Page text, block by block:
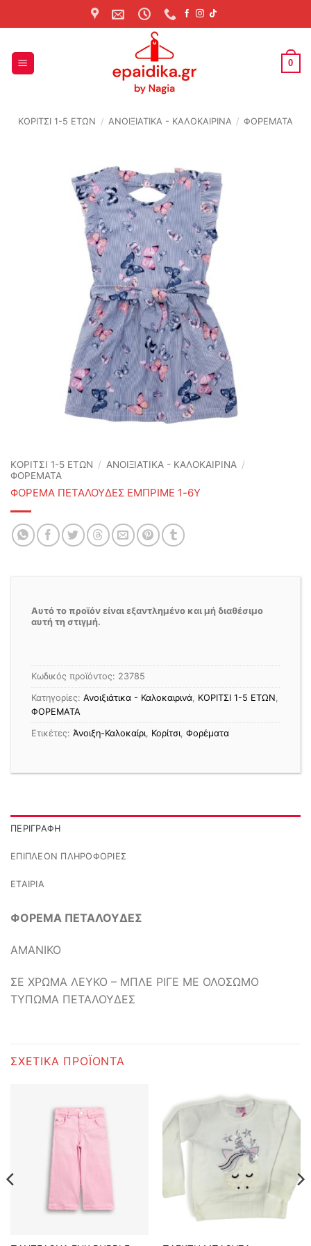
to
0
ΚΟΡΙΤΣΙ 1-5 ΕΤΩΝ / ΑΝΟΙΞΙΆΤΙΚΑ - ΚΑΛΟΚΑΙΡΙΝΆ / ΦΟΡΕΜΑΤΑ
ΚΟΡΙΤΣΙ 1-5 ΕΤΩΝ / ΑΝΟΙΞΙΆΤΙΚΑ - ΚΑΛΟΚΑΙΡΙΝΆ /
ΦΟΡΕΜΑΤΑ
ΦΟΡΕΜΑ ΠΕΤΑΛΟΥΔΕΣ ΕΜΠΡΙΜΕ 1-6Y
Αυτό το προϊόν είναι εξαντλημένο και μή διαθέσιμο
αυτή τη στιγμή.
Κωδικός προϊόντος: 23785
Κατηγορίες: Ανοιξιάτικα - Καλοκαιρινά ΚΟΡΙΤΣΙ 1-5 ΕΤΩΝ
ΦΟΡΕΜΑΤΑ
Ετικέτες: Άνοιξη-Καλοκαίρι Κορίτσι Φορέματα
ΠΕΡΙΓΡΑΦΉ
ΕΠΙΠΛΈΟΝ ΠΛΗΡΟΦΟΡΊΕΣ
ΕΤΑΙΡΊΑ
ΦΟΡΕΜΑ ΠΕΤΑΛΟΥΔΕΣ
ΑΜΑΝΙΚΟ
ΣΕ ΧΡΩΜΑ ΛΕΥΚΟ – ΜΠΛΕ ΡΙΓΕ ΜΕ ΟΛΟΣΩΜΟ
ΤΥΠΩΜΑ ΠΕΤΑΛΟΥΔΕΣ
ΣΧΕΤΙΚΆ ΠΡΟΪΌΝΤΑ